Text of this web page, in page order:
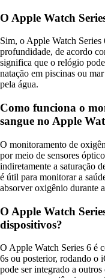
O Apple Watch
Sim, o Apple Watch Series
profundidade, de acordo
significa que o relógio
natação em piscinas ou
pela água.
Como funciona o
sangue no Apple
O monitoramento de
por meio de sensores
indiretamente a saturação
é útil para monitorar a
absorver oxigênio durante
O Apple Watch
dispositivos?
O Apple Watch Series 6 é
6s ou posterior, rodando o
pode ser integrado a